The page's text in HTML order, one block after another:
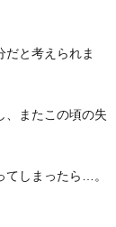
だと考えられま
、またこの頃の失
てしまったら…。